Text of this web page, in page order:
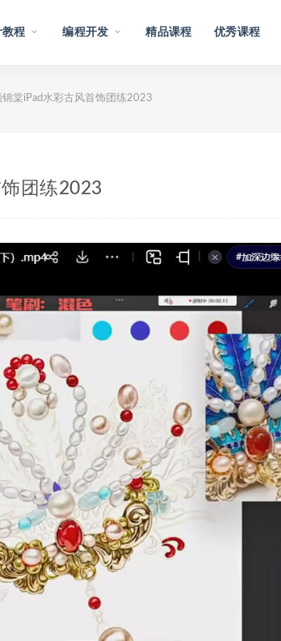
教程 编程开发 精品课程 优秀课程
锦棠iPad水彩古风首饰团练2023
团练2023